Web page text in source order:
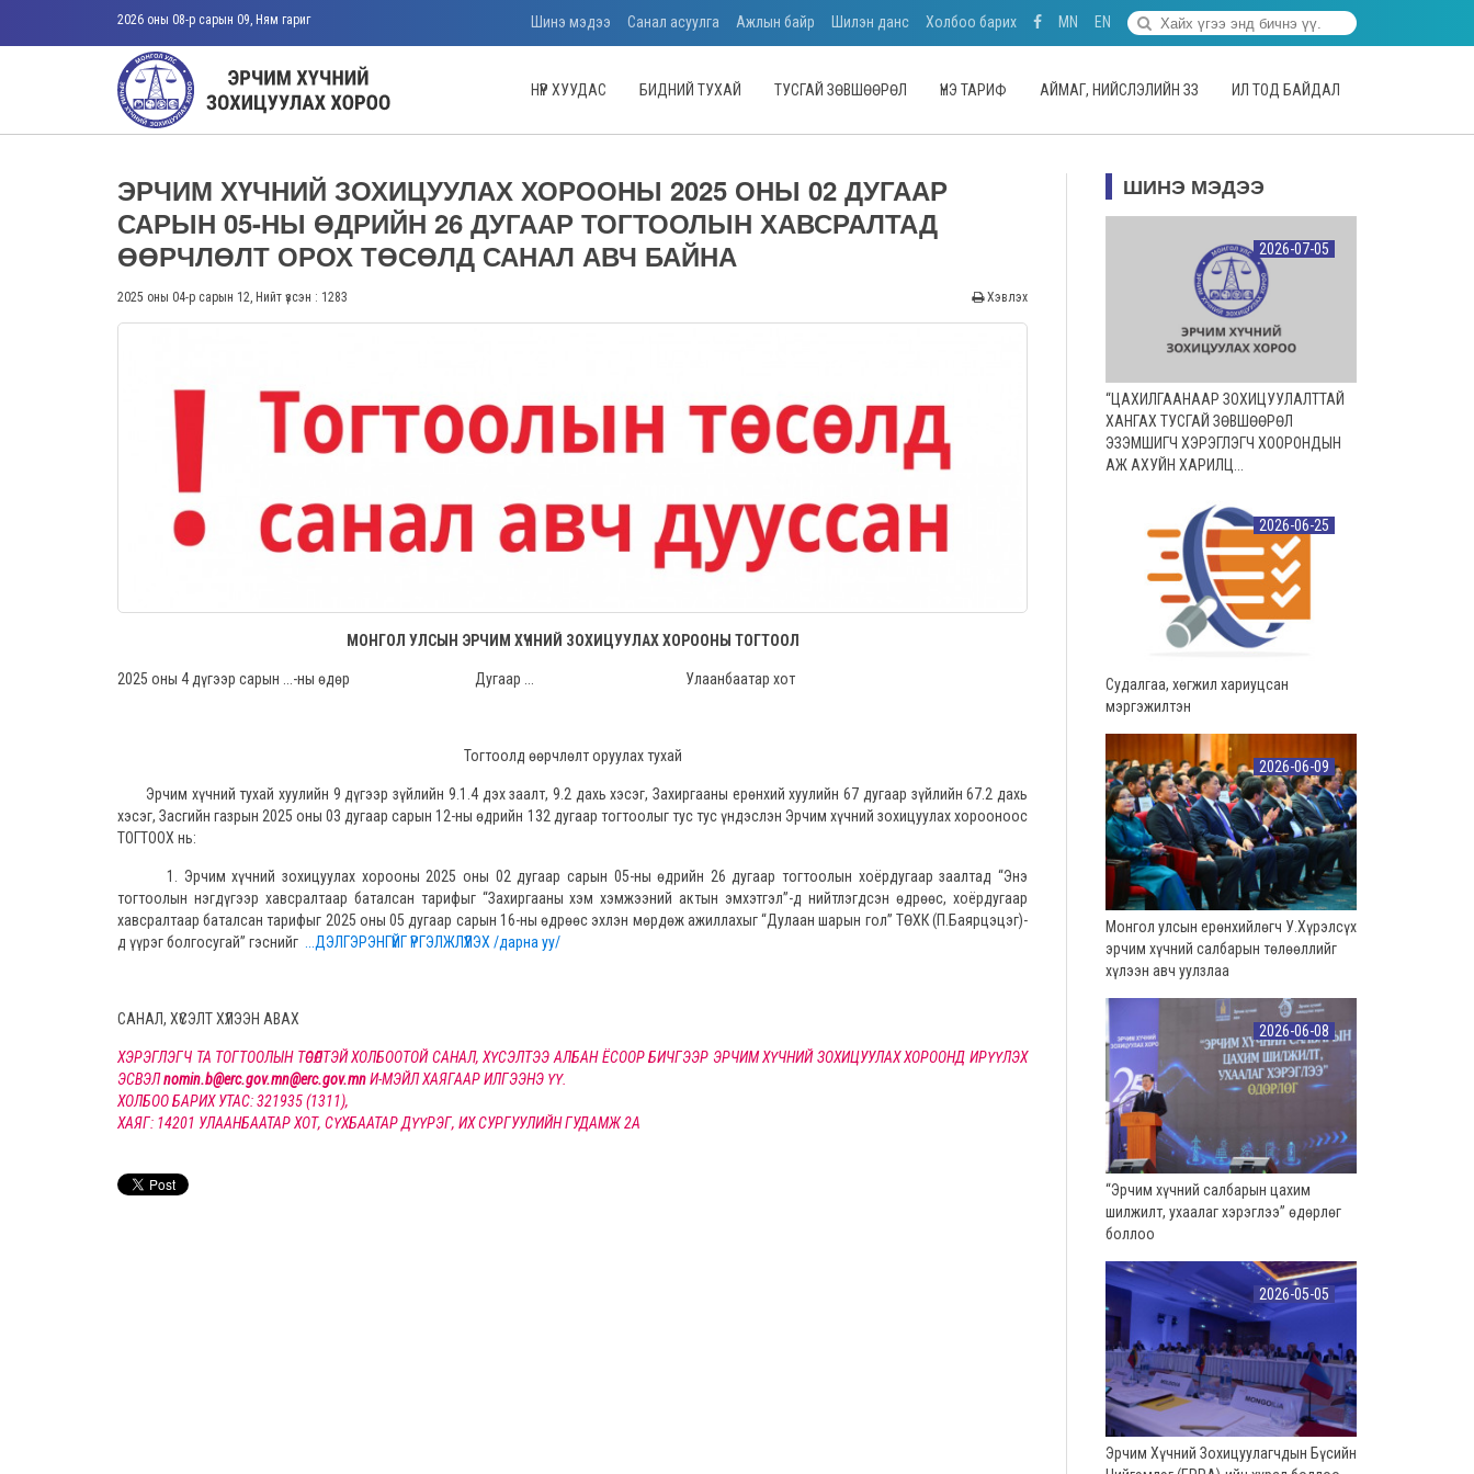
Шинэ мэдээ Санал асуулга Ажлын байр Шилэн данс Холбоо барих MN EN
2026 оны 08-р сарын 09, Ням гариг
НҮҮР ХУУДАС БИДНИЙ ТУХАЙ ТУСГАЙ ЗӨВШӨӨРӨЛ ҮНЭ ТАРИФ АЙМАГ, НИЙСЛЭЛИЙН ЗЗ ИЛ ТОД БАЙДАЛ
ЭРЧИМ ХҮЧНИЙ ЗОХИЦУУЛАХ ХОРООНЫ 2025 ОНЫ 02 ДУГААР
САРЫН 05-НЫ ӨДРИЙН 26 ДУГААР ТОГТООЛЫН ХАВСРАЛТАД
ӨӨРЧЛӨЛТ ОРОХ ТӨСӨЛД САНАЛ АВЧ БАЙНА
Хэвлэх
2025 оны 04-р сарын 12, Нийт үзсэн : 1283
МОНГОЛ УЛСЫН ЭРЧИМ ХҮЧНИЙ ЗОХИЦУУЛАХ ХОРООНЫ ТОГТООЛ
2025 оны 4 дүгээр сарын ...-ны өдөр Дугаар ... Улаанбаатар хот
Тогтоолд өөрчлөлт оруулах тухай
Эрчим хүчний тухай хуулийн 9 дүгээр зүйлийн 9.1.4 дэх заалт, 9.2 дахь хэсэг, Захиргааны ерөнхий хуулийн 67 дугаар зүйлийн 67.2 дахь
хэсэг, Засгийн газрын 2025 оны 03 дугаар сарын 12-ны өдрийн 132 дугаар тогтоолыг тус тус үндэслэн Эрчим хүчний зохицуулах хорооноос
ТОГТООХ нь:
1. Эрчим хүчний зохицуулах хорооны 2025 оны 02 дугаар сарын 05-ны өдрийн 26 дугаар тогтоолын хоёрдугаар заалтад “Энэ
тогтоолын нэгдүгээр хавсралтаар баталсан тарифыг “Захиргааны хэм хэмжээний актын эмхэтгэл”-д нийтлэгдсэн өдрөөс, хоёрдугаар
хавсралтаар баталсан тарифыг 2025 оны 05 дугаар сарын 16-ны өдрөөс эхлэн мөрдөж ажиллахыг “Дулаан шарын гол” ТӨХК (П.Баярцэцэг)-
д үүрэг болгосугай” гэснийг
...ДЭЛГЭРЭНГҮЙГ ҮРГЭЛЖЛҮҮЛЭХ /дарна уу/
САНАЛ, ХҮСЭЛТ ХҮЛЭЭН АВАХ
ХЭРЭГЛЭГЧ ТА ТОГТООЛЫН ТӨСӨЛТЭЙ ХОЛБООТОЙ САНАЛ, ХҮСЭЛТЭЭ АЛБАН ЁСООР БИЧГЭЭР ЭРЧИМ ХҮЧНИЙ ЗОХИЦУУЛАХ ХОРООНД ИРҮҮЛЭХ
ЭСВЭЛnomin.b@erc.gov.mn@erc.gov.mnИ-МЭЙЛ ХАЯГААР ИЛГЭЭНЭ ҮҮ.
ХОЛБОО БАРИХ УТАС: 321935 (1311),
ХАЯГ: 14201 УЛААНБААТАР ХОТ, СҮХБААТАР ДҮҮРЭГ, ИХ СУРГУУЛИЙН ГУДАМЖ 2А
ШИНЭ МЭДЭЭ
2026-07-05
“ЦАХИЛГААНААР ЗОХИЦУУЛАЛТТАЙ
ХАНГАХ ТУСГАЙ ЗӨВШӨӨРӨЛ
ЭЗЭМШИГЧ ХЭРЭГЛЭГЧ ХООРОНДЫН
АЖ АХУЙН ХАРИЛЦ...
2026-06-25
Судалгаа, хөгжил хариуцсан
мэргэжилтэн
2026-06-09
Монгол улсын ерөнхийлөгч У.Хүрэлсүх
эрчим хүчний салбарын төлөөллийг
хүлээн авч уулзлаа
2026-06-08
“Эрчим хүчний салбарын цахим
шилжилт, ухаалаг хэрэглээ” өдөрлөг
боллоо
2026-05-05
Эрчим Хүчний Зохицуулагчдын Бүсийн